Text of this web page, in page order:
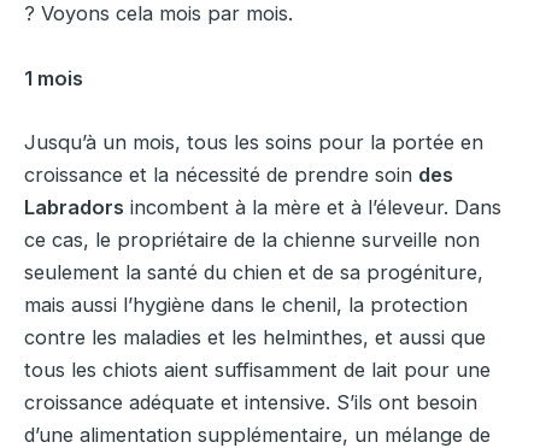
? Voyons cela mois par mois.
1 mois
Jusqu’à un mois, tous les soins pour la portée en
croissance et la nécessité de prendre soin des
Labradors incombent à la mère et à l’éleveur. Dans
ce cas, le propriétaire de la chienne surveille non
seulement la santé du chien et de sa progéniture,
mais aussi l’hygiène dans le chenil, la protection
contre les maladies et les helminthes, et aussi que
tous les chiots aient suffisamment de lait pour une
croissance adéquate et intensive. S’ils ont besoin
d’une alimentation supplémentaire, un mélange de